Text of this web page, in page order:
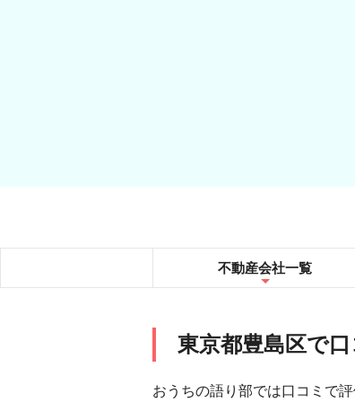
不動産会社一覧
東京都豊島区で
おうちの語り部では口コミで